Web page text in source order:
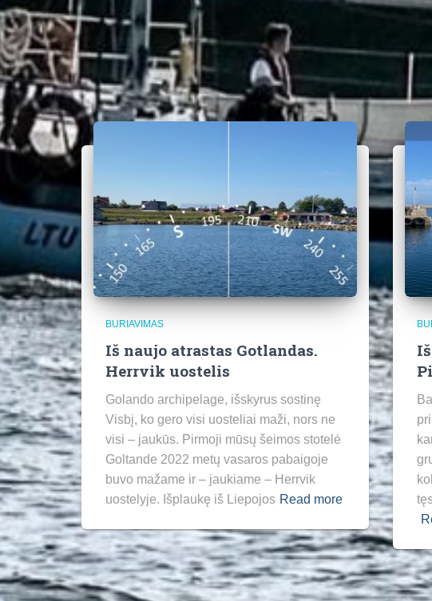
BURIAVIMAS
Iš naujo atrastas Gotlandas.
Herrvik uostelis
Golando archipelage, išskyrus sostinę
Visbį, ko gero visi uosteliai maži, nors ne
visi – jaukūs. Pirmoji mūsų šeimos stotelė
Goltande 2022 metų vasaros pabaigoje
buvo mažame ir – jaukiame – Herrvik
uostelyje. Išplaukę iš Liepojos Read more